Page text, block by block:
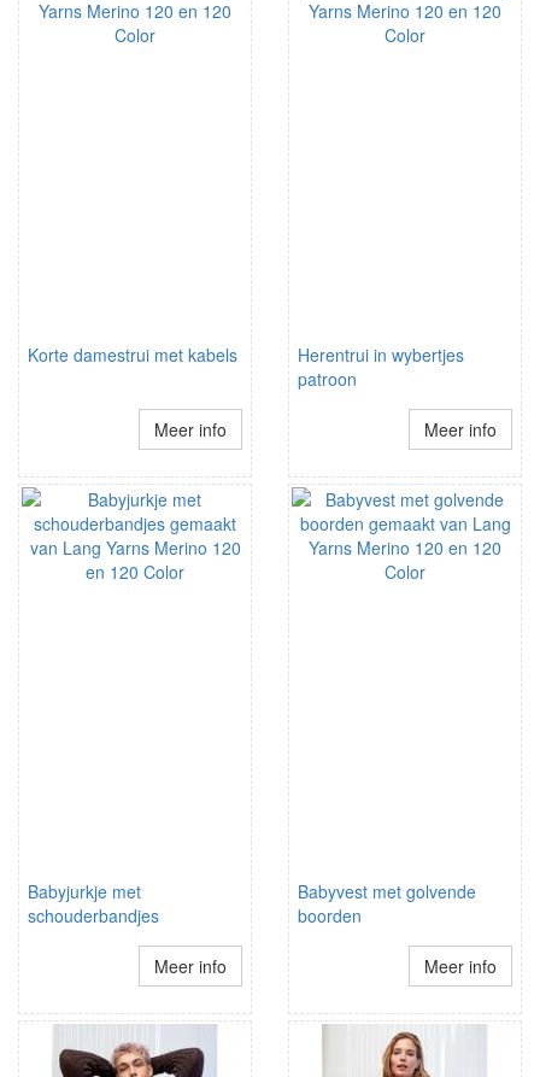
Korte damestrui met kabels
Meer info
Herentrui in wybertjes
patroon
Meer info
Babyjurkje met
schouderbandjes
Meer info
Babyvest met golvende
boorden
Meer info